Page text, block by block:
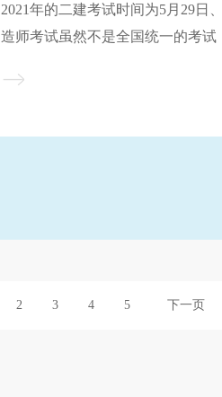
2021年的二建考试时间为5月29日
造师考试虽然不是全国统一的考试
布相关通知，但是基本可以预测
2 3 4 5 下一页